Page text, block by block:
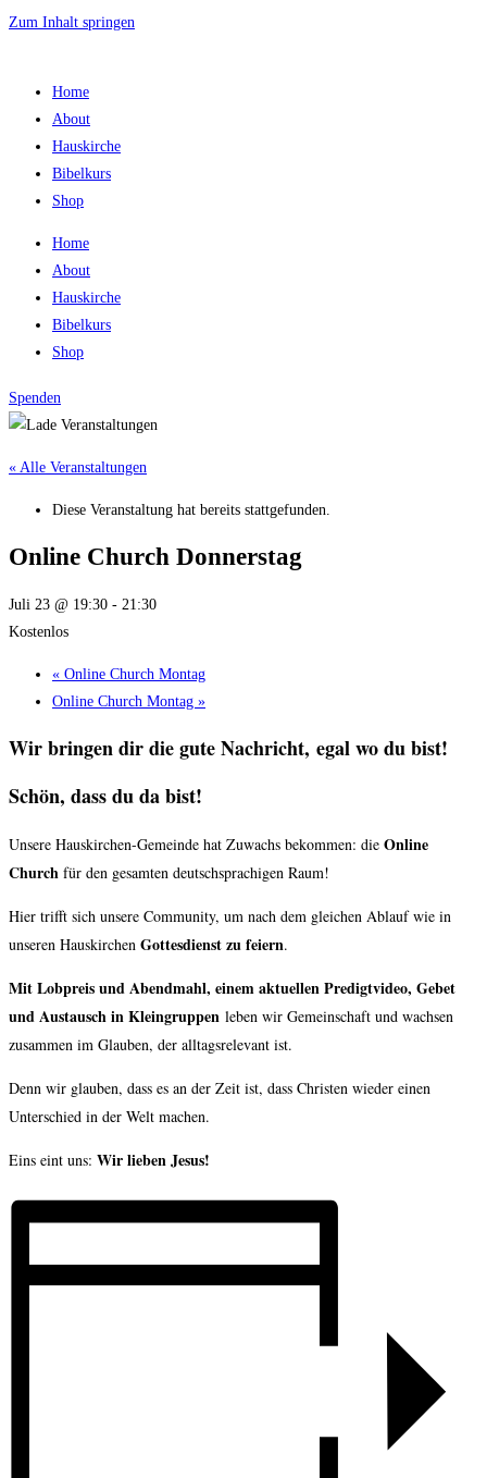
Zum Inhalt springen
Home
About
Hauskirche
Bibelkurs
Shop
Home
About
Hauskirche
Bibelkurs
Shop
Spenden
« Alle Veranstaltungen
Diese Veranstaltung hat bereits stattgefunden.
Online Church Donnerstag
Juli 23 @ 19:30 - 21:30
Kostenlos
« Online Church Montag
Online Church Montag »
Wir bringen dir diegute Nachricht, egal wo du bist!
Schön, dass du da bist!
Unsere Hauskirchen-Gemeinde hat Zuwachs bekommen: die Online
Church für den gesamten deutschsprachigen Raum!
Hier trifft sich unsere Community, um nach dem gleichen Ablauf wie in
unseren Hauskirchen Gottesdienst zu feiern.
Mit Lobpreis und Abendmahl, einem aktuellen Predigtvideo, Gebet
und Austausch in Kleingruppen leben wir Gemeinschaft und wachsen
zusammen im Glauben, der alltagsrelevant ist.
Denn wir glauben, dass es an der Zeit ist, dass Christen wieder einen
Unterschied in der Welt machen.
Eins eint uns: Wir lieben Jesus!